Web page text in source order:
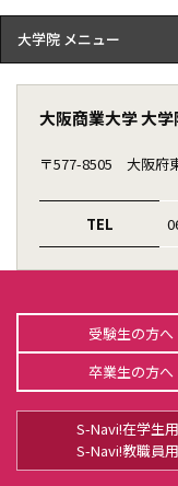
大学院
大学院概要
研究科紹介
地域経済政策専攻専任
明石 芳彦
石上 敏
閻 和平
加藤 慶一郎
鎌苅 宏司
金 早雪
宍戸 邦章
西嶋 淳
大阪商業大学 大学
〒577-8505 大阪府
TEL
受験生の方へ
卒業生の方へ
S-Navi!在学生用
S-Navi!教職員用